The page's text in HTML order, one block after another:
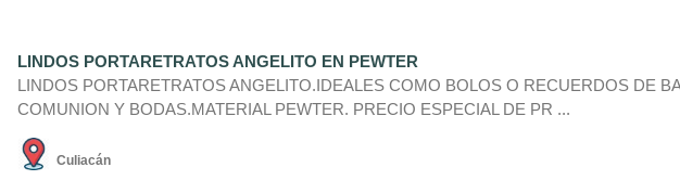
LINDOS PORTARETRATOS ANGELITO EN PEWTER
LINDOS PORTARETRATOS ANGELITO.IDEALES COMO BOLOS O RECUERDOS DE
COMUNION Y BODAS.MATERIAL PEWTER. PRECIO ESPECIAL DE PR ...
Culiacán